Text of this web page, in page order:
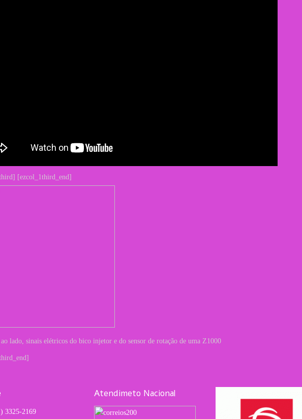
[ezcol_1third_end]
lado, sinais elétricos do bico injetor e do sensor de rotação de uma Z1000
3325-2169
Atendimeto Nacional